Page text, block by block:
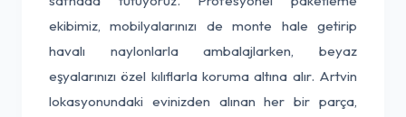
ekibimiz, mobilyalarınızı de monte hale getirip
havalı naylonlarla ambalajlarken, beyaz
eşyalarınızı özel kılıflarla koruma altına alır. Artvin
lokasyonundaki evinizden alınan her bir parça,